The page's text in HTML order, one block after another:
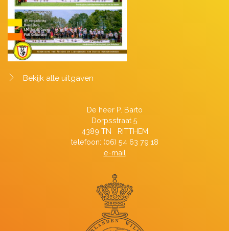
Bekijk alle uitgaven
De heer P. Barto
Dorpsstraat 5
4389 TN RITTHEM
telefoon: (06) 54 63 79 18
e-mail